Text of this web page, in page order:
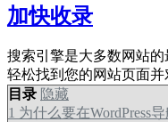
加快收录
搜索引擎是大多数网站
轻松找到您的网站页面并
目录 隐藏
1 为什么要在WordPress